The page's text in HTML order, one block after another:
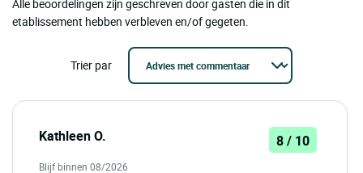
Alle beoordelingen zijn geschreven door gasten die in dit
etablissement hebben verbleven en/of gegeten.
Trier par
Kathleen O. 8 / 10
Blijf binnen 08/2026